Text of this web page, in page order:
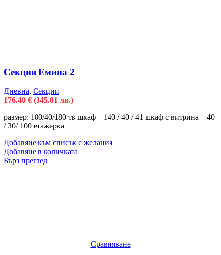
Секция Емина 2
Дневна, Секции
176.40 € (345.01 лв.)
размер: 180/40/180 тв шкаф – 140 / 40 / 41 шкаф с витрина – 40
/ 30/ 100 етажерка –
Добавяне към списък с желания
Добавяне в количката
Бърз преглед
Сравняване